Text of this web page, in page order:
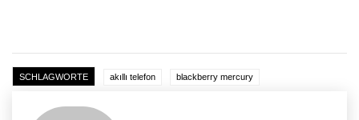
SCHLAGWORTE akıllı telefon blackberry mercury